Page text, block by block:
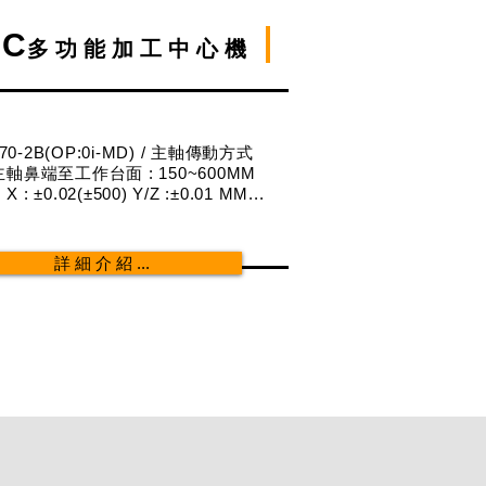
2B(OP:0i-MD) / 主軸傳動方式
鼻端至工作台面 : 150~600MM
X : ±0.02(±500) Y/Z :±0.01 MM...
詳 細 介 紹 ...
多功能加工中心機